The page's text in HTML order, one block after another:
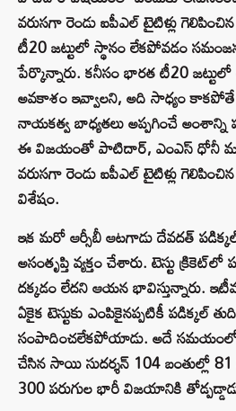
వరుసగా రెండు ఐపీఎల్ టైటిళ్లు
టీ20 జట్టులో స్థానం లేకపోవడం
పేర్కొన్నారు. కనీసం భారత టీ20
అవకాశం ఇవ్వాలని, అది సాధ్యం కాకపోతే
నాయకత్వ బాధ్యతలు అప్పగించే
ఈ విజయంతో పాటిదార్, ఎంఎస్ ధోనీ
వరుసగా రెండు ఐపీఎల్ టైటిళ్లు
విశేషం.
ఇక మరో ఆర్సీబీ ఆటగాడు దేవదత్
అసంతృప్తి వ్యక్తం చేశారు. టెస్టు
దక్కడం లేదని ఆయన భావిస్తున్నారు.
ఏకైక టెస్టుకు ఎంపికైనప్పటికీ పడిక్కల్
సంపాదించలేకపోయాడు. అదే
చేసిన సాయి సుదర్శన్ 104 బంతుల్లో 81
300 పరుగుల భారీ విజయానికి